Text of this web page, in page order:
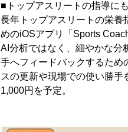
■トップアスリートの指導に
長年トップアスリートの栄養
めのiOSアプリ「Sports
AI分析ではなく、細やかな分
手へフィードバックするため
スの更新や現場での使い勝
1,000円を予定。